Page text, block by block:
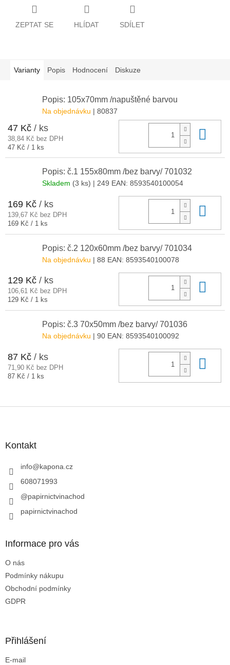
ZEPTAT SE HLÍDAT SDÍLET
Varianty Popis Hodnocení Diskuze
Popis: 105x70mm /napuštěné barvou
Na objednávku | 80837
47 Kč / ks
38,84 Kč bez DPH
Měrná
47 Kč / 1 ks
Popis: č.1 155x80mm /bez barvy/ 701032
Skladem (3 ks) | 249 EAN: 8593540100054
169 Kč / ks
139,67 Kč bez DPH
Měrná
169 Kč / 1 ks
Popis: č.2 120x60mm /bez barvy/ 701034
Na objednávku | 88 EAN: 8593540100078
129 Kč / ks
106,61 Kč bez DPH
Měrná
129 Kč / 1 ks
Popis: č.3 70x50mm /bez barvy/ 701036
Na objednávku | 90 EAN: 8593540100092
87 Kč / ks
71,90 Kč bez DPH
Měrná
87 Kč / 1 ks
Kontakt
info@kapona.cz
608071993
@papirnictvinachod
papirnictvinachod
Informace pro vás
O nás
Podmínky nákupu
Obchodní podmínky
GDPR
Přihlášení
E-mail